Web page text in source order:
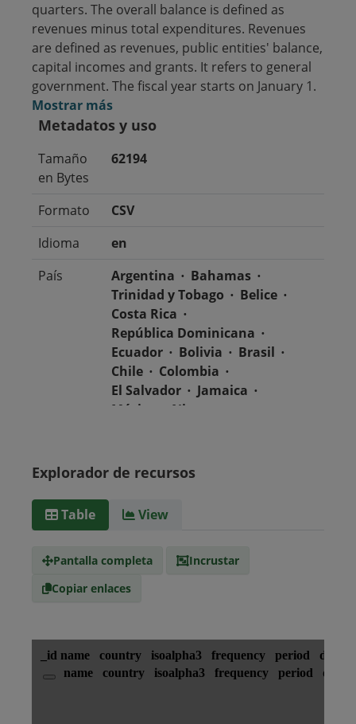
quarters. The overall balance is defined as
revenues minus total expenditures. Revenues
are defined as revenues, public entities' balance,
capital incomes and grants. It refers to general
government. The fiscal year starts on January 1.
Mostrar más
Metadatos y uso
Tamaño
en Bytes
62194
Formato
CSV
Idioma
en
País
Argentina
Bahamas
Trinidad y Tobago
Belice
Costa Rica
República Dominicana
Ecuador
Bolivia
Brasil
Chile
Colombia
El Salvador
Jamaica
México
Nicaragua
Uruguay
Venezuela
Surinam
Medio
Explorador de recursos
Table View
Pantalla completa
Incrustar
Copiar enlaces